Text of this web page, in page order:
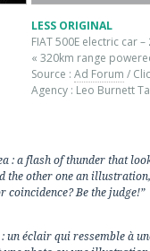
LESS ORIGINAL
FIAT 500E electric car –
« 320km range
Source : Ad Forum /
Agency : Leo Burnett
: a flash of thunder that
the other one an
coincidence? Be the judge!”
: un éclair qui ressemble à